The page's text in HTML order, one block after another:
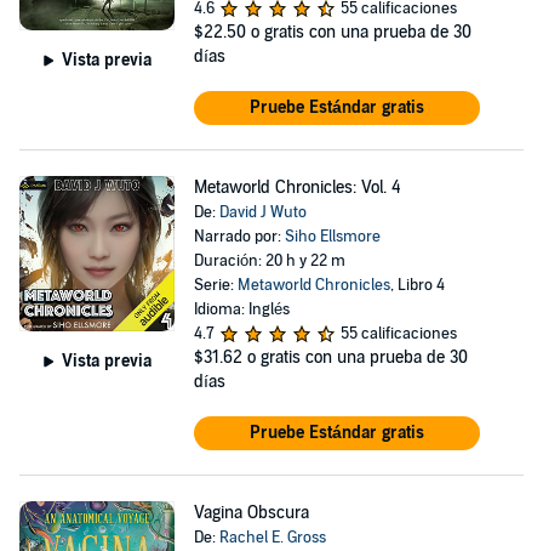
Vista previa
4.6
55 calificaciones
$22.50 o gratis con una prueba de 30
días
Pruebe Estándar gratis
Vista previa
Metaworld Chronicles: Vol. 4
De: David J Wuto
Narrado por:Siho Ellsmore
Duración: 20 h y 22 m
Serie: Metaworld Chronicles, Libro 4
Idioma: Inglés
4.7
55 calificaciones
$31.62 o gratis con una prueba de 30
días
Pruebe Estándar gratis
Vagina Obscura
De: Rachel E. Gross